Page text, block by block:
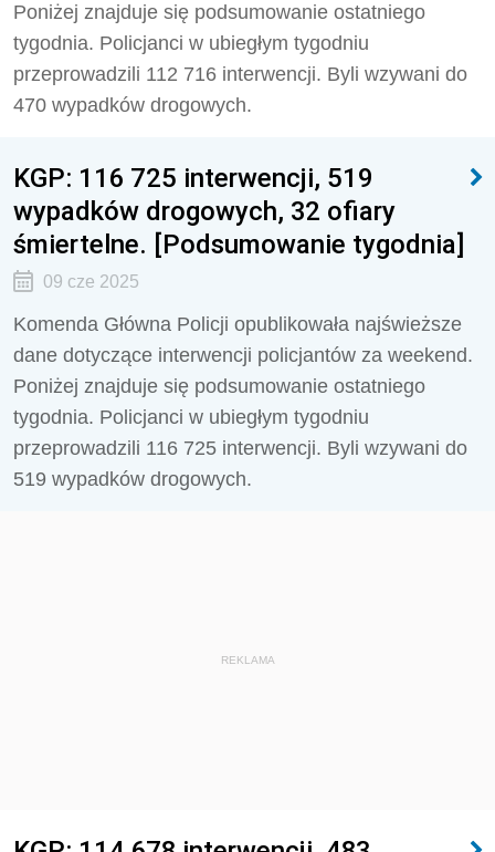
Poniżej znajduje się podsumowanie ostatniego
tygodnia. Policjanci w ubiegłym tygodniu
przeprowadzili 112 716 interwencji. Byli wzywani do
470 wypadków drogowych.
KGP: 116 725 interwencji, 519
wypadków drogowych, 32 ofiary
śmiertelne. [Podsumowanie tygodnia]
09 cze 2025
Komenda Główna Policji opublikowała najświeższe
dane dotyczące interwencji policjantów za weekend.
Poniżej znajduje się podsumowanie ostatniego
tygodnia. Policjanci w ubiegłym tygodniu
przeprowadzili 116 725 interwencji. Byli wzywani do
519 wypadków drogowych.
REKLAMA